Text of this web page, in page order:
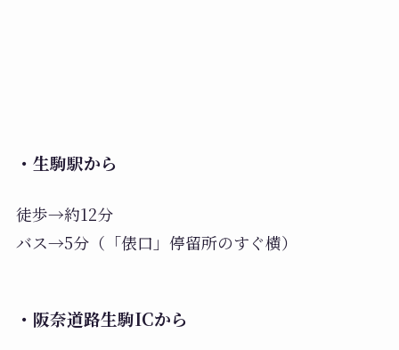
・生駒駅から
徒歩→約12分
バス→5分（「俵口」停留所のすぐ横）
・阪奈道路生駒ICから